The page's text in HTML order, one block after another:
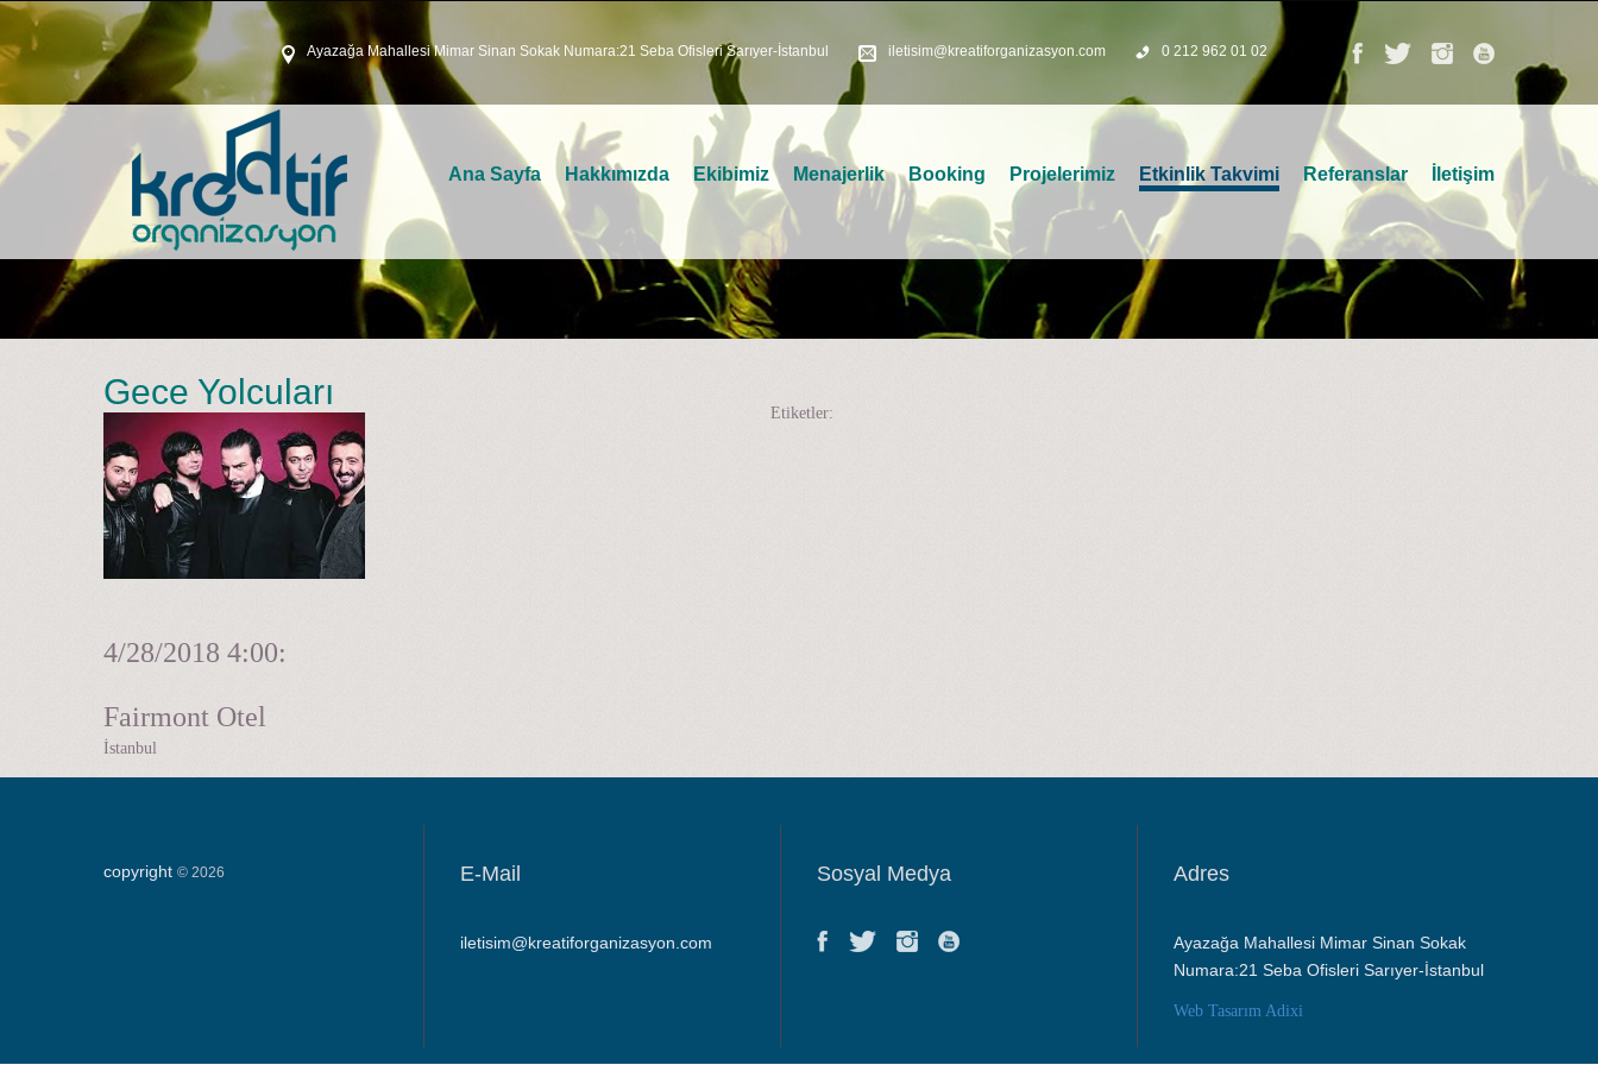
Ayazağa Mahallesi Mimar Sinan Sokak Numara:21 Seba Ofisleri Sarıyer-İstanbul iletisim@kreatiforganizasyon.com 0 212 962 01 02
Ana Sayfa Hakkımızda Ekibimiz Menajerlik Booking Projelerimiz Etkinlik Takvimi Referanslar İletişim
Gece Yolcuları
4/28/2018 4:00:
Fairmont Otel
İstanbul
Etiketler:
copyright © 2026 E-Mail
iletisim@kreatiforganizasyon.com
Sosyal Medya Adres
Ayazağa Mahallesi Mimar Sinan Sokak
Numara:21 Seba Ofisleri Sarıyer-İstanbul
Web Tasarım Adixi